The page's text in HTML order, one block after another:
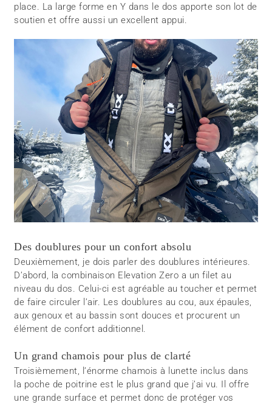
place. La large forme en Y dans le dos apporte son lot de
soutien et offre aussi un excellent appui.
Des doublures pour un confort absolu
Deuxièmement, je dois parler des doublures intérieures.
D’abord, la combinaison Elevation Zero a un filet au
niveau du dos. Celui-ci est agréable au toucher et permet
de faire circuler l’air. Les doublures au cou, aux épaules,
aux genoux et au bassin sont douces et procurent un
élément de confort additionnel.
Un grand chamois pour plus de clarté
Troisièmement, l’énorme chamois à lunette inclus dans
la poche de poitrine est le plus grand que j’ai vu. Il offre
une grande surface et permet donc de protéger vos